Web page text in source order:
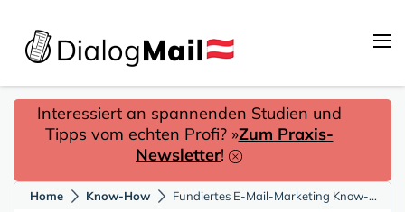
Interessiert an spannenden Studien und
Tipps vom echten Profi? »Zum Praxis-
Newsletter!
Home Know-How Fundiertes E-Mail-Marketing Know-how für Ihre Inbox